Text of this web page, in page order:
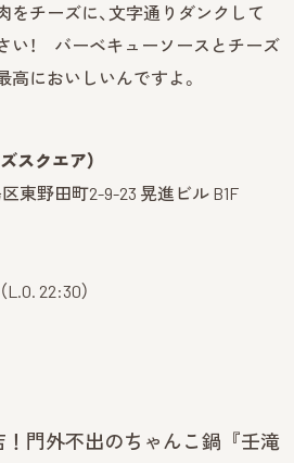
をチーズに、文字通りダンクして
い！ バーベキューソースとチーズ
においしいんですよ。
スクエア）
東野田町2-9-23 晃進ビル B1F
22:30）
門外不出のちゃんこ鍋『壬滝